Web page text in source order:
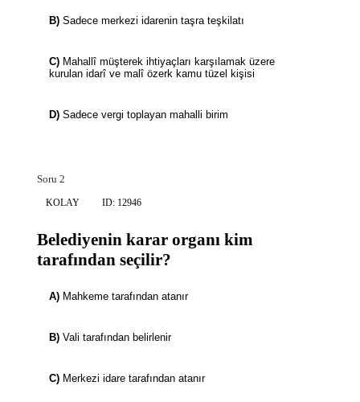
B) Sadece merkezi idarenin taşra teşkilatı
C)
kurulan idarî ve malî özerk kamu tüzel kişisi
D) Sadece vergi toplayan mahalli birim
Soru 2
KOLAY ID: 12946
Belediyenin karar organı kim
tarafından seçilir?
A) Mahkeme tarafından atanır
B) Vali tarafından belirlenir
C) Merkezi idare tarafından atanır